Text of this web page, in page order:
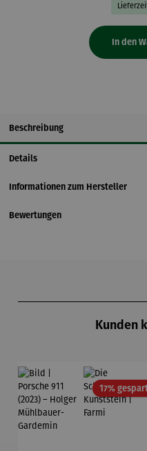
In den
Beschreibung
Details
Informationen zum Hersteller
Bewertungen
Kunden
17%